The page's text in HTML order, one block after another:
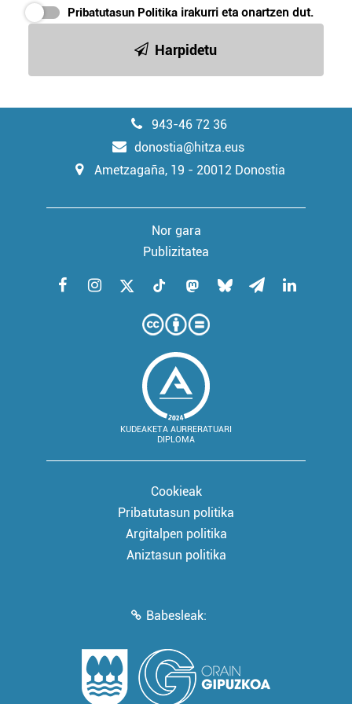
zerbitzuak hobetzeko asmoz, cookie teknologiaz
baliatzen gara. Ohar hau onartuz gero, teknologia hori
erabiltzeko baimen esplizitua ematen diguzu.
Pribatutasun Politika irakurri eta onartzen dut.
Harpidetu
943-46 72 36
donostia@hitza.eus
Ametzagaña, 19 - 20012 Donostia
Nor gara
Publizitatea
KUDEAKETA AURRERATUARI
DIPLOMA
Cookieak
Pribatutasun politika
Argitalpen politika
Aniztasun politika
Babesleak: